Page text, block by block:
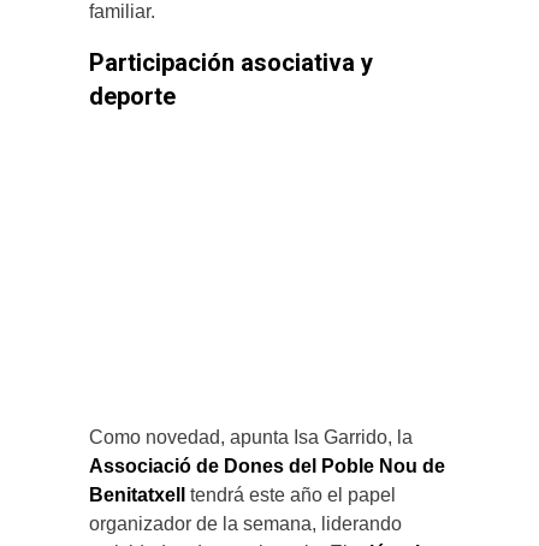
familiar.
Participación asociativa y
deporte
Como novedad, apunta Isa Garrido, la
Associació de Dones del Poble Nou de
Benitatxell
tendrá este año el papel
organizador de la semana, liderando